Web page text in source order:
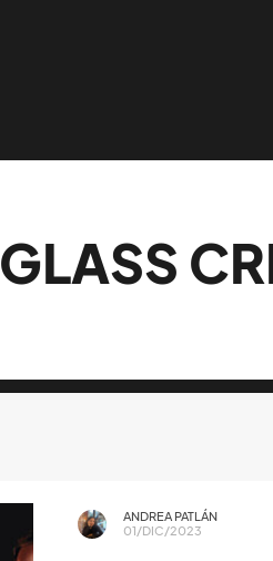
GLASS
ANDREA PATLÁN
01/DIC/2023